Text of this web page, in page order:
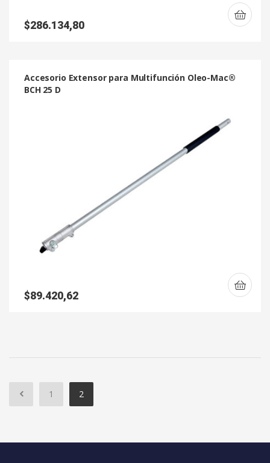
$286.134,80
Accesorio Extensor para Multifunción Oleo-Mac®
BCH 25 D
$89.420,62
1 2